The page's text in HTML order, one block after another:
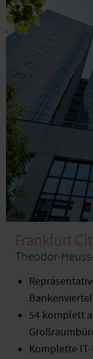
Frankfurt
Theodor-
Bankenviertel
54 komplett
Komplette